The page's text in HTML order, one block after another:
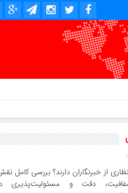
از خبرنگاران دارند؟ بررسی کامل
دقت و مسئولیت‌پذیری